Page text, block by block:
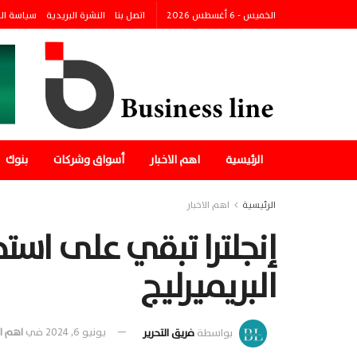
الخميس - 6 أغسطس 2026 اتصل بنا النشرة البريدية سياسة
الرئيسية اهم الاخبار أسواق وشركات بنوك
الرئيسية اهم الاخبار
البريميرليج
بواسطةفريق التحرير يونيو 6, 2024 فياهم